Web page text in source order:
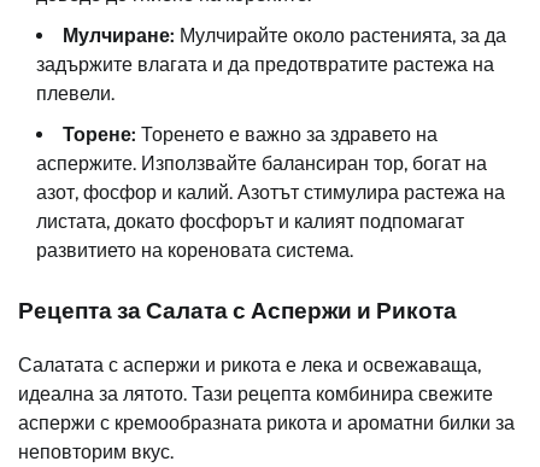
Мулчиране: Мулчирайте около растенията, за да
задържите влагата и да предотвратите растежа на
плевели.
Торене: Торенето е важно за здравето на
аспержите. Използвайте балансиран тор, богат на
азот, фосфор и калий. Азотът стимулира растежа на
листата, докато фосфорът и калият подпомагат
развитието на кореновата система.
Рецепта за Салата с Аспержи и Рикота
Салатата с аспержи и рикота е лека и освежаваща,
идеална за лятото. Тази рецепта комбинира свежите
аспержи с кремообразната рикота и ароматни билки за
неповторим вкус.